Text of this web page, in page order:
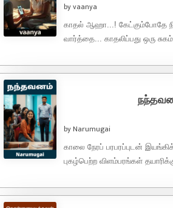
by vaanya
காதல் ஆஹா...! கேட்கும்போதே
வார்த்தை... காதலிப்பது ஒரு
திருமணமா..? கொண்டாட்டமா..?
by Narumugai
காலை நேரப் பரபரப்புடன்
புகழ்பெற்ற விளம்பரங்கள்
பேசிகொண்டு ...